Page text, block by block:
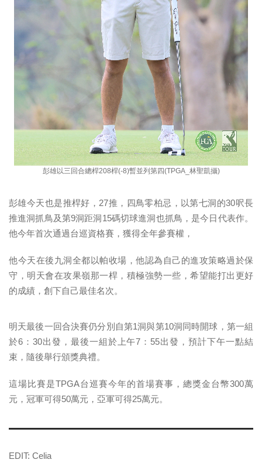
彭雄以三回合總桿208桿(-8)暫並列第四(TPGA_林聖凱攝)
彭雄今天也是推桿好，27推，四鳥零柏忌，以第七洞的30呎長
推進洞抓鳥及第9洞距洞15碼切球進洞也抓鳥，是今日代表作。
他今年首次通過台巡資格賽，獲得全年參賽權，
他今天在後九洞全都以帕收場，他認為自己的進攻策略過於保
守，明天會在攻果嶺那一桿，積極強勢一些，希望能打出更好
的成績，創下自己最佳名次。
明天最後一回合決賽仍分別自第1洞與第10洞同時開球，第一組
於6：30出發，最後一組於上午7：55出發，預計下午一點結
束，隨後舉行頒獎典禮。
這場比賽是TPGA台巡賽今年的首場賽事，總獎金台幣300萬
元，冠軍可得50萬元，亞軍可得25萬元。
EDIT: Celia